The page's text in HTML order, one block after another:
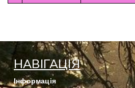
НАВІГАЦІЯ
Інформація